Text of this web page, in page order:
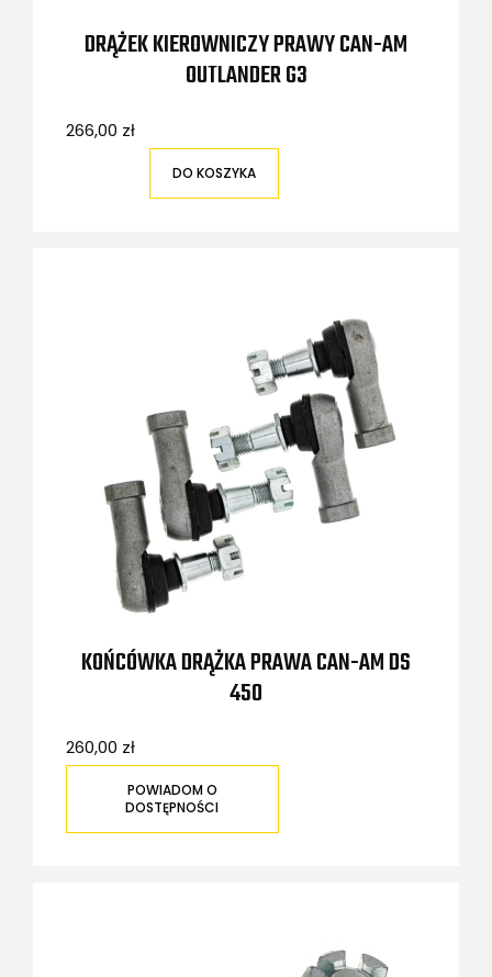
DRĄŻEK KIEROWNICZY PRAWY CAN-AM
OUTLANDER G3
266,00 zł
DO KOSZYKA
KOŃCÓWKA DRĄŻKA PRAWA CAN-AM DS
450
260,00 zł
POWIADOM O
DOSTĘPNOŚCI